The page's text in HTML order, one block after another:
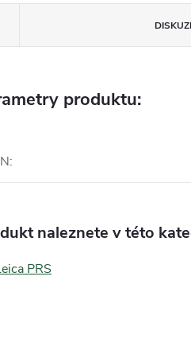
produktu:
:
naleznete v této
PRS